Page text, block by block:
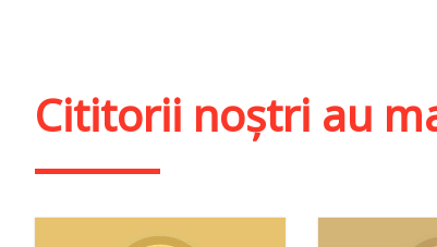
Cititorii noștri au